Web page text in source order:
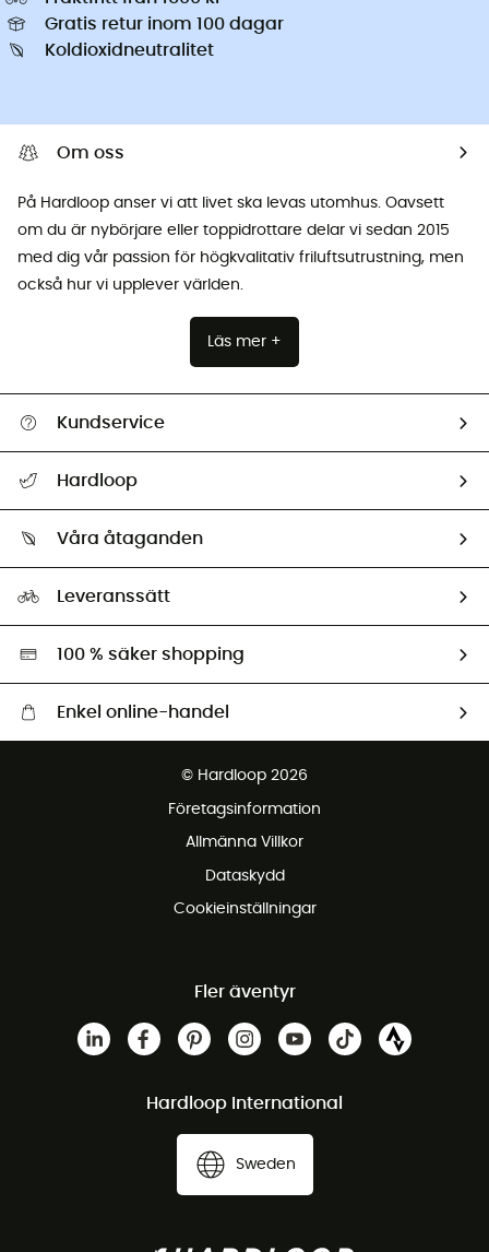
Gratis retur inom 100 dagar
Koldioxidneutralitet
Om oss
På Hardloop anser vi att livet ska levas utomhus. Oavsett
om du är nybörjare eller toppidrottare delar vi sedan 2015
med dig vår passion för högkvalitativ friluftsutrustning, men
också hur vi upplever världen.
Läs mer +
Kundservice
Retur & återbetalning
Hardloop
Ambassadörer
Våra åtaganden
Miljöanpassat urval
Leveranssätt
100 % säker shopping
Enkel online-handel
© Hardloop 2026
Företagsinformation
Allmänna Villkor
Dataskydd
Cookieinställningar
Fler äventyr
Hardloop International
Sweden